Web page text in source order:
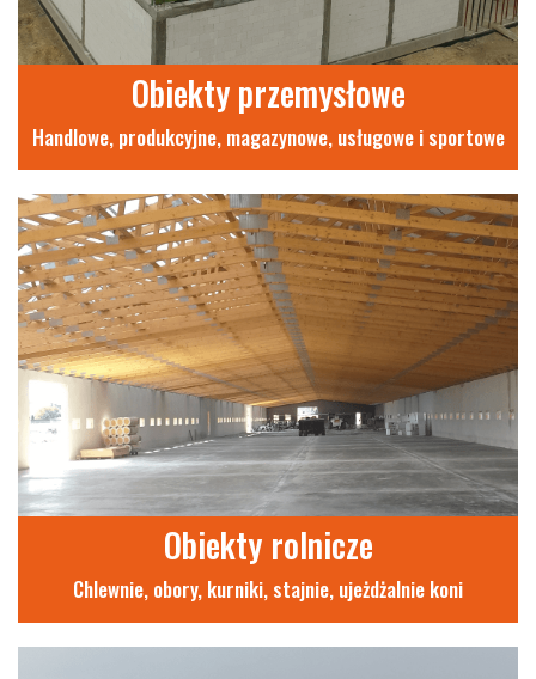
Obiekty przemysłowe
Handlowe, produkcyjne, magazynowe, usługowe i sportowe
Obiekty rolnicze
Chlewnie, obory, kurniki, stajnie, ujeżdżalnie koni